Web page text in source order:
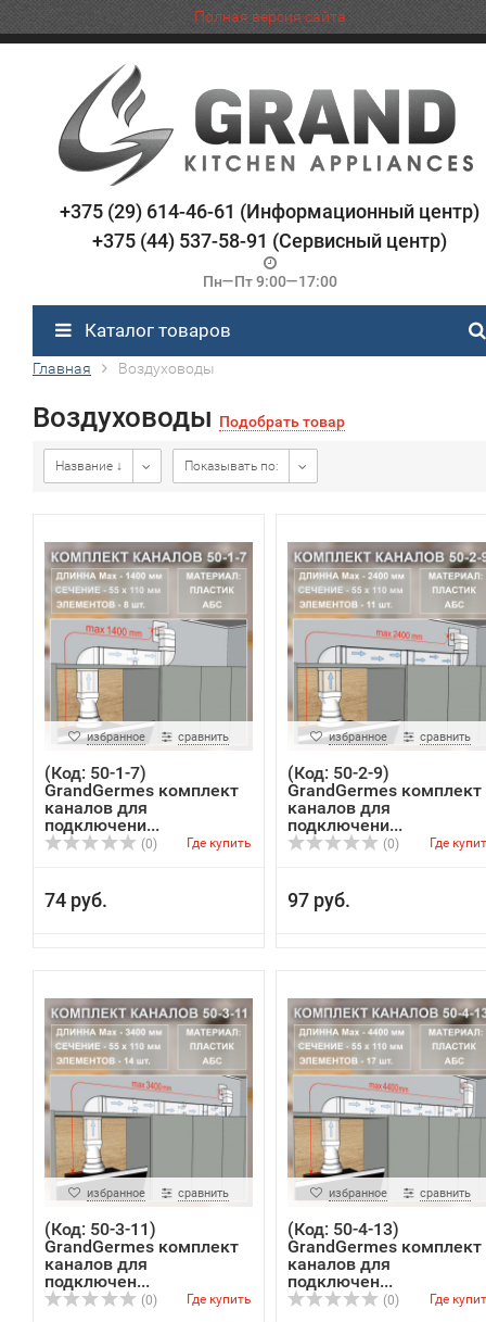
Полная версия сайта
+375 (29) 614-46-61 (Информационный центр)
+375 (44) 537-58-91 (Сервисный центр)
Пн—Пт 9:00—17:00
Каталог товаров
Главная Воздуховоды
Воздуховоды Подобрать товар
Название ↓ Показывать по:
избранное сравнить
(Код: 50-1-7)
GrandGermes комплект
каналов для
подключени...
(0) Где купить
74 руб.
избранное сравнить
(Код: 50-2-9)
GrandGermes комплект
каналов для
подключени...
(0) Где
97 руб.
избранное сравнить
(Код: 50-3-11)
GrandGermes комплект
каналов для
подключен...
(0) Где купить
избранное сравнить
(Код: 50-4-13)
GrandGermes комплект
каналов для
подключен...
(0) Где